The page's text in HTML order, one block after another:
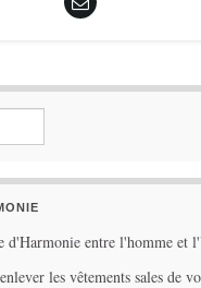
entre l'homme et
les vêtements sales de